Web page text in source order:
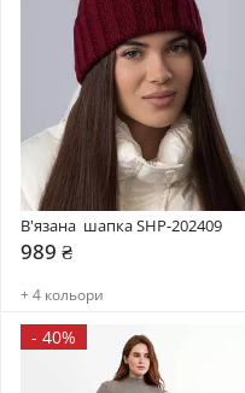
В'язана  шапка SHP-202409
989 ₴
+ 4 кольори
- 40%